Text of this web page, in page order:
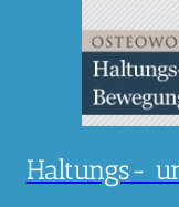
Haltungs-